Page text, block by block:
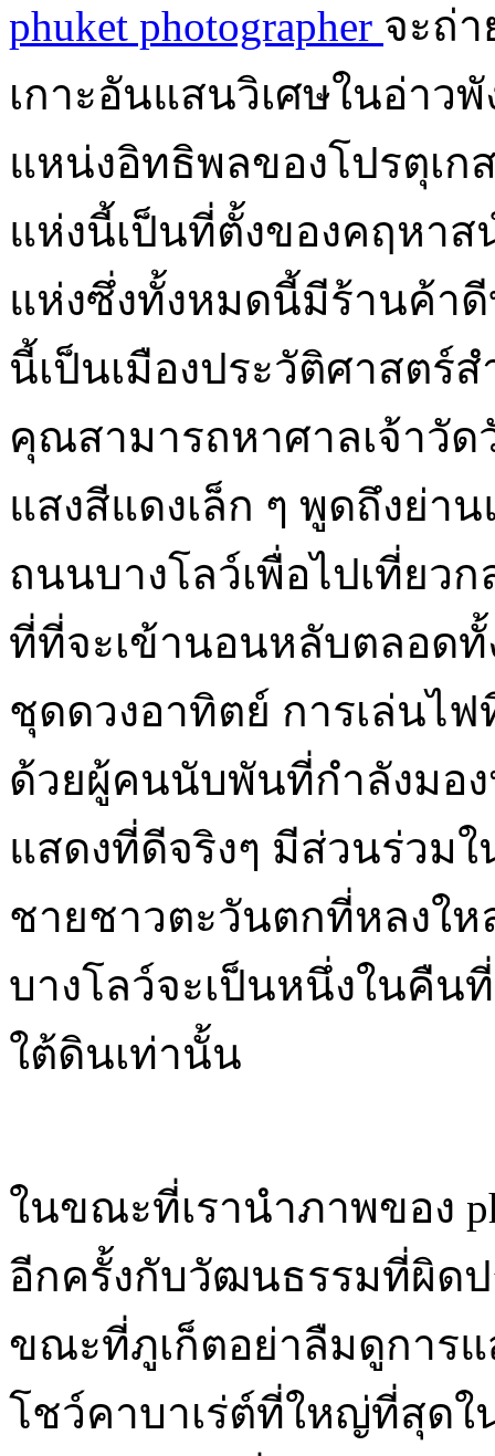
phuket photographer จะถ่
เกาะอันแสนวิเศษในอ่าว
แหน่งอิทธิพลของโปรตุเก
แห่งนี้เป็นที่ตั้งของคฤหา
แห่งซึ่งทั้งหมดนี้มีร้านค้า
นี้เป็นเมืองประวัติศาสตร์
คุณสามารถหาศาลเจ้าวั
แสงสีแดงเล็ก ๆ พูดถึงย่า
ถนนบางโลว์เพื่อไปเที่ยว
ที่ที่จะเข้านอนหลับตลอดทั้
ชุดดวงอาทิตย์ การเล่นไ
ด้วยผู้คนนับพันที่กำลังมอง
แสดงที่ดีจริงๆ มีส่วนร่วม
ชายชาวตะวันตกที่หลงใ
บางโลว์จะเป็นหนึ่งในคืน
ใต้ดินเท่านั้น
ในขณะที่เรานำภาพของ
อีกครั้งกับวัฒนธรรมที่ผิด
ขณะที่ภูเก็ตอย่าลืมดูการแ
โชว์คาบาเร่ต์ที่ใหญ่ที่สุดใ